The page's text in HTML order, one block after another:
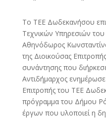
Το ΤΕΕ Δωδεκανήσου
Τεχνικών Υπηρεσιών
Αθηνόδωρος
της Διοικούσας
συνάντησης που
Αντιδήμαρχος
Επιτροπής του ΤΕΕ
πρόγραμμα του Δήμου
έργων που υλοποιεί η